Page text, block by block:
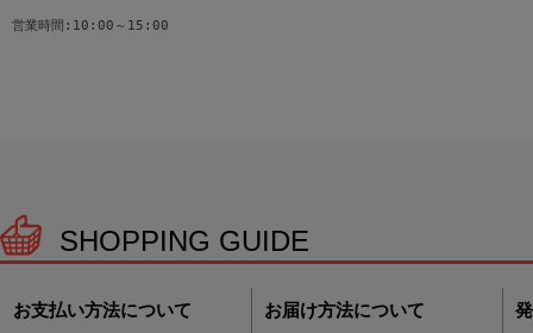
営業時間:10:00～15:00
SHOPPING GUIDE
お支払い方法について お届け方法について